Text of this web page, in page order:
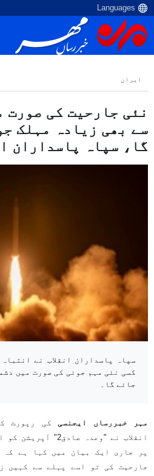
ایران
سے بھی زیادہ مہلک
گا، سپاہ پاسداران
سپاہ پاسداران انقلاب نے
کسی نئی مہم جوئی کی صورت میں
جائے گا۔
مہر خبررساں ایجنسی کی رپورٹ
انقلاب نے "وعدہ
پر جاری ایک بیان میں کہا ہے کہ
جارحیت کی تو اسے پہلے سے کہیں